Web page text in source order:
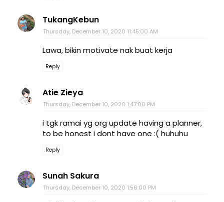
TukangKebun
Thursday, December 10, 2020 11:45:00 AM
Lawa, bikin motivate nak buat kerja
Reply
Atie Zieya
Thursday, December 10, 2020 1:47:00 PM
i tgk ramai yg org update having a planner,
to be honest i dont have one :( huhuhu
Reply
Sunah Sakura
Thursday, December 10, 2020 1:56:00 PM